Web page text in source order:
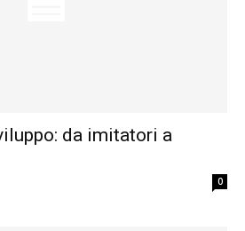
da imitatori a
0